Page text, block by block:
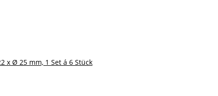
x Ø 25 mm, 1 Set á 6 Stück